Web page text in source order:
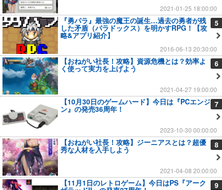
2021-01-25 18:00:00
5
『勇パラ』最強の魔王の誕生…過去の勇者が残
した矛盾（パラドックス）を明かすRPG！【攻
略&アプリ紹介】
2016-06-13 20:30:00
6
【おねがい社長！攻略】資源危機とは？効率よ
く使って実力を上げよう
2021-04-27 19:00:00
7
【10月30日のゲームハード】今日は『PCエンジ
ン』の発売36周年！
2023-10-30 00:00:00
8
【おねがい社長！攻略】ジーニアスとは？超優
秀な人材を入手しよう
2021-04-08 20:00:00
9
【11月1日のレトロゲーム】今日はPS『アーク